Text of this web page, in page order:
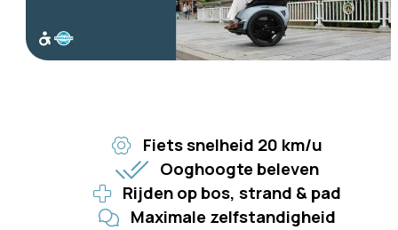
Fiets snelheid 20 km/u
Ooghoogte beleven
Rijden op bos, strand & pad
Maximale zelfstandigheid